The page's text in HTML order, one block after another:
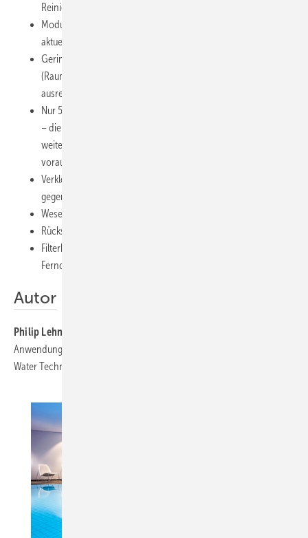
Reinigung
Modular aufgebaute Anlagen, dadurch flexible Anpassung an
aktuelle oder künftige Erfordernisse problemlos möglich
Geringer Platzbedarf, vor allem bei Sanierungen ideal
(Raumhöhen bis 2,40 m und Türbreiten bis 70 cm
ausreichend). Aufstellung im Beckenumgang möglich
Nur 50 % des Volumenstromes einer Mehrschicht-Filteranlage
– die vorhandenen Verrohrungen und Beckeneinbauten
weiterhin nutzbar, eine vorhandene gute Beckenhydraulik
vorausgesetzt
Verkleinerter Aufbereitungs-Volumenstrom, ca. 30 bis 50 %
gegenüber Festbettfiltern
Wesentlich kleinere Kanalableitung gegenüber Festbettfiltern
Rückspülung während des Betriebs möglich
Filterbeutel mit SP und 7"-Touchdisplay. Komplette
Ferndiagnose der Anlagendaten möglich
Autor
Philip Lehnberg
Anwendungen und Experte für das Servicetool Aquavista von Veolia
Water Technologies.